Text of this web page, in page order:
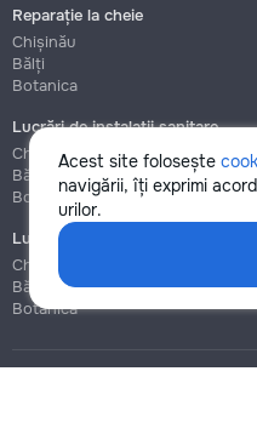
Acest site folosește
navigării, îți exprimi
urilor.
Reparație la cheie
Chișinău
Bălți
Botanica
Lucrări de instalații sanitare
Chișinău
Bălți
Botanica
Lucrări de construcție și instalare
Chișinău
Bălți
Botanica